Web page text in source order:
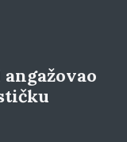
angažovao